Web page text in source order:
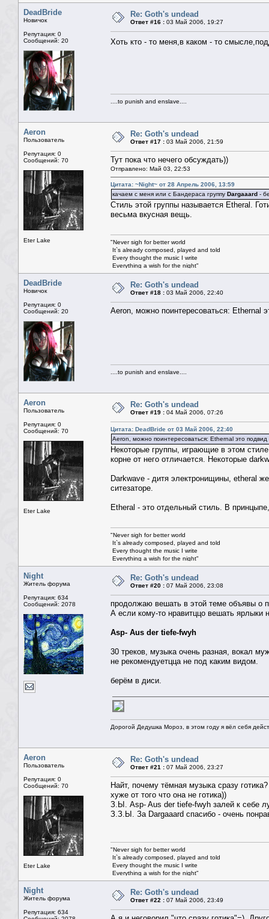
DeadBride
Новичок
Репутация: 0
Сообщений: 20
Re: Goth's undead
Ответ #16 : 03 Май 2006, 19:27
Хоть кто - то меня,в каком - то
....to punish and enslave....
Aeron
Пользователь
Репутация: 0
Сообщений: 70
Eter Lake
Re: Goth's undead
Ответ #17 : 03 Май 2006, 21:59
Тут пока что нечего обсуждать))
Отправлено: Май 03, 22:53
Цитата: ~Night~ от 28 Апрель 2006, 13:59
качаем с меня или с Бандераса группу Dargaaard -
Стиль этой группы называется Etheral.
весьма вкусная вещь.
"Never sigh for better world
It`s already composed, played and told
Every thought the music I write
Everything a wish for the night"
© Nightwish
"Участь твоя быть рабой темноты,
Когда капают слёзы луны..."
© Eter Lake
DeadBride
Новичок
Репутация: 0
Сообщений: 20
Re: Goth's undead
Ответ #18 : 03 Май 2006, 22:40
Aeron, можно поинтересоваться: Ethernal
....to punish and enslave....
Aeron
Пользователь
Репутация: 0
Сообщений: 70
Eter Lake
Re: Goth's undead
Ответ #19 : 04 Май 2006, 07:26
Цитата: DeadBride от 03 Май 2006, 22:40
Aeron, можно поинтересоваться: Ethernal это подвид
Некоторые группы, играющие в этом
корне от него отличается. Некоторые
Darkwave - дитя электронищины, etheral
ситезаторе.
Etheral - это отдельный стиль. В
"Never sigh for better world
It`s already composed, played and told
Every thought the music I write
Everything a wish for the night"
© Nightwish
"Участь твоя быть рабой темноты,
Когда капают слёзы луны..."
© Eter Lake
Night
Житель форума
Репутация: 634
Сообщений: 2078
Re: Goth's undead
Ответ #20 : 07 Май 2006, 23:08
продолжаю вешать в этой теме объявы о
А если кому-то нравитццо вешать ярлыки
Asp- Aus der tiefe-fwyh
30 треков, музыка очень разная, вокал
не рекомендуетцца не под каким видом.
берём в диси.
Дорогой Дедушка Мороз, в этом году я вёл себя
Aeron
Пользователь
Репутация: 0
Сообщений: 70
Eter Lake
Re: Goth's undead
Ответ #21 : 07 Май 2006, 23:27
Найт, почему тёмная музыка сразу
хуже от того что она не готика))
З.Ы. Asp- Aus der tiefe-fwyh залей к себе
З.З.Ы. За Dargaaard спасибо - очень
"Never sigh for better world
It`s already composed, played and told
Every thought the music I write
Everything a wish for the night"
© Nightwish
"Участь твоя быть рабой темноты,
Когда капают слёзы луны..."
© Eter Lake
Night
Житель форума
Репутация: 634
Re: Goth's undead
Ответ #22 : 07 Май 2006, 23:49